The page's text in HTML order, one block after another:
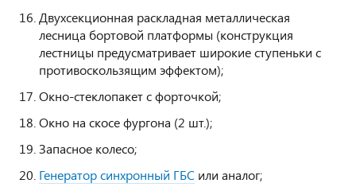
Двухсекционная раскладная металлическая
лесница бортовой платформы (конструкция
лестницы предусматривает широкие ступеньки с
противоскользящим эффектом);
Окно-стеклопакет с форточкой;
Окно на скосе фургона (2 шт.);
Запасное колесо;
Генератор синхронный ГБС или аналог;